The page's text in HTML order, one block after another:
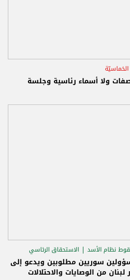
الخماسيّة
ولا أسماء رئاسية وجلسة
نظام الأسد الاستحقاق الرئاسي
سوريين مطلوبين ويدعو إلى
من الوصايات والاحتلالات